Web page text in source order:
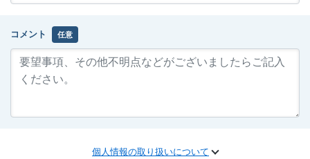
コメント 任意
個人情報の取り扱いについて